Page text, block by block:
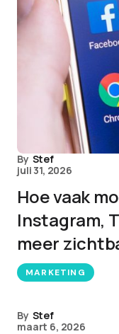
By Stef
juli 31, 2026
Hoe vaak
Instagram,
meer
MARKETING
By Stef
maart 6, 2026